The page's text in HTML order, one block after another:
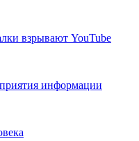
взрывают YouTube
информации